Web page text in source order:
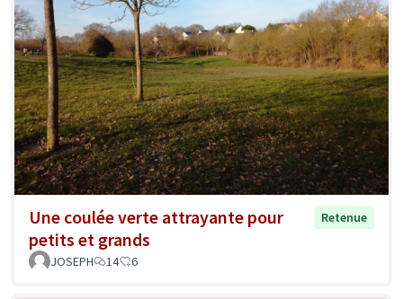
Une coulée verte attrayante pour
petits et grands
Retenue
JOSEPH 14 6